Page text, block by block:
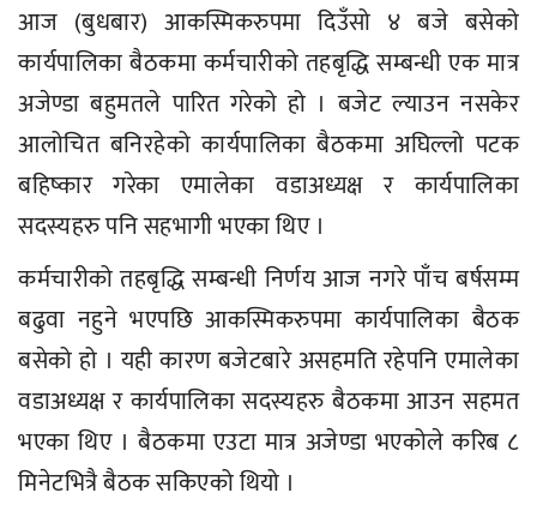
आज (बुधबार) आकस्मिकरुपमा दिउँसो ४ बजे बसेको
कार्यपालिका बैठकमा कर्मचारीको तहबृद्धि सम्बन्धी एक मात्र
अजेण्डा बहुमतले पारित गरेको हो । बजेट ल्याउन नसकेर
आलोचित बनिरहेको कार्यपालिका बैठकमा अघिल्लो पटक
बहिष्कार गरेका एमालेका वडाअध्यक्ष र कार्यपालिका
सदस्यहरु पनि सहभागी भएका थिए ।
कर्मचारीको तहबृद्धि सम्बन्धी निर्णय आज नगरे पाँच बर्षसम्म
बढुवा नहुने भएपछि आकस्मिकरुपमा कार्यपालिका बैठक
बसेको हो । यही कारण बजेटबारे असहमति रहेपनि एमालेका
वडाअध्यक्ष र कार्यपालिका सदस्यहरु बैठकमा आउन सहमत
भएका थिए । बैठकमा एउटा मात्र अजेण्डा भएकोले करिब ८
मिनेटभित्रै बैठक सकिएको थियो ।